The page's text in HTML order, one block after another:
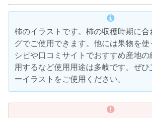
柿のイラストです。柿の収穫時期に合
グでご使用できます。他には果物を使
シピや口コミサイトでおすすめ産地
用するなど使用用途は多岐です。ぜひ
ーイラストをご使用ください。